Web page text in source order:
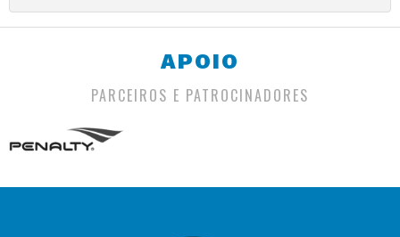
APOIO
PARCEIROS E PATROCINADORES